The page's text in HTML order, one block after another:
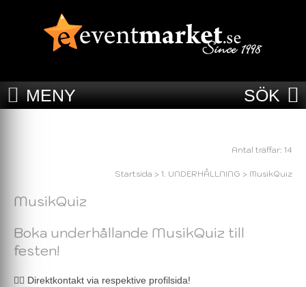
MENY SÖK
Antal träffar: 14
Startsida > 1. UNDERHÅLLNING > MusikQuiz
MusikQuiz
Boka underhållande MusikQuiz till
festen!
🖐🏼 Direktkontakt via respektive profilsida!